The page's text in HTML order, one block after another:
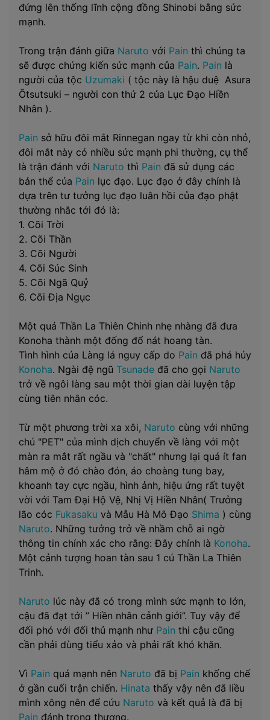
đứng lên thống lĩnh cộng đồng Shinobi bằng sức
mạnh.
Trong trận đánh giữa Naruto với Pain thì chúng ta
sẽ được chứng kiến sức mạnh của Pain. Pain là
người của tộc Uzumaki ( tộc này là hậu duệ Asura
Ōtsutsuki – người con thứ 2 của Lục Đạo Hiền
Nhân ).
Pain sở hữu đôi mắt Rinnegan ngay từ khi còn nhỏ,
đôi mắt này có nhiều sức mạnh phi thường, cụ thể
là trận đánh với Naruto thì Pain đã sử dụng các
bản thể của Pain lục đạo. Lục đạo ở đây chính là
dựa trên tư tưởng lục đạo luân hồi của đạo phật
thường nhắc tới đó là:
1. Cõi Trời
2. Cõi Thần
3. Cõi Người
4. Cõi Súc Sinh
5. Cõi Ngã Quỷ
6. Cõi Địa Ngục
Một quả Thần La Thiên Chinh nhẹ nhàng đã đưa
Konoha thành một đống đổ nát hoang tàn.
Tình hình của Làng lá nguy cấp do Pain đã phá hủy
Konoha. Ngài đệ ngũ Tsunade đã cho gọi Naruto
trở về ngôi làng sau một thời gian dài luyện tập
cùng tiên nhân cóc.
Từ một phương trời xa xôi, Naruto cùng với những
chú "PET" của mình dịch chuyển về làng với một
màn ra mắt rất ngầu và "chất" nhưng lại quá ít fan
hâm mộ ở đó chào đón, áo choàng tung bay,
khoanh tay cực ngầu, hình ảnh, hiệu ứng rất tuyệt
vời với Tam Đại Hộ Vệ, Nhị Vị Hiền Nhân( Trưởng
lão cóc Fukasaku và Mẫu Hà Mô Đạo Shima ) cùng
Naruto. Những tưởng trở về nhầm chỗ ai ngờ
thông tin chính xác cho rằng: Đây chính là Konoha.
Một cảnh tượng hoan tàn sau 1 cú Thần La Thiên
Trinh.
Naruto lúc này đã có trong mình sức mạnh to lớn,
cậu đã đạt tới ” Hiền nhân cảnh giới”. Tuy vậy để
đối phó với đối thủ mạnh như Pain thi cậu cũng
cần phải dùng tiểu xảo và phải rất khó khăn.
Vì Pain quá mạnh nên Naruto đã bị Pain khống chế
ở gần cuối trận chiến. Hinata thấy vậy nên đã liều
mình xông nên để cứu Naruto và kết quả là đã bị
Pain đánh trọng thương.